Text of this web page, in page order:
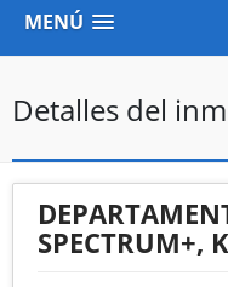
MENÚ
Detalles del
SPECTRUM+,